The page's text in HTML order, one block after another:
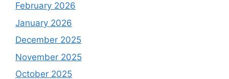
February 2026
January 2026
December 2025
November 2025
October 2025